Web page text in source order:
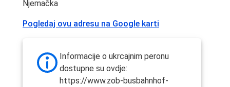
Njemačka
Pogledaj ovu adresu na Google karti
Informacije o ukrcajnim peronu
dostupne su ovdje:
https://www.zob-busbahnhof-